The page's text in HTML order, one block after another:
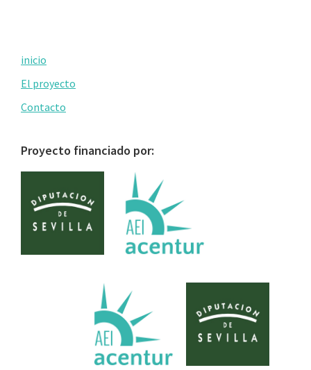
Primary
Sidebar
inicio
El proyecto
Contacto
Proyecto financiado por: